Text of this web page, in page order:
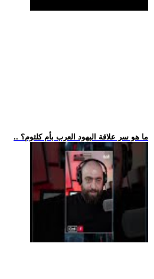
.. ما هو سر علاقة اليهود العرب بأم كلثوم؟